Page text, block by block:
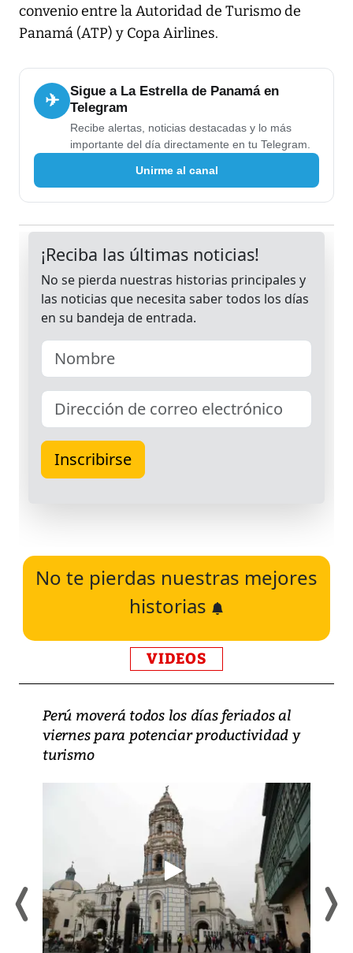
convenio entre la Autoridad de Turismo de
Panamá (ATP) y Copa Airlines.
✈
Sigue a La Estrella de Panamá en
Telegram
Recibe alertas, noticias destacadas y lo más
importante del día directamente en tu Telegram.
Unirme al canal
No te pierdas nuestras mejores
historias
VIDEOS
Perú moverá todos los días feriados al
viernes para potenciar productividad y
turismo